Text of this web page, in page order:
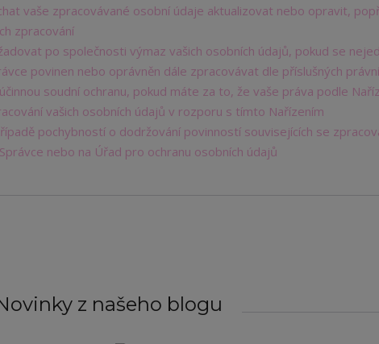
vaše zpracovávané osobní údaje aktualizovat nebo opravit,
zpracování
po společnosti výmaz vašich osobních údajů, pokud se
povinen nebo oprávněn dále zpracovávat dle příslušných
soudní ochranu, pokud máte za to, že vaše práva podle
vašich osobních údajů v rozporu s tímto Nařízením
pochybností o dodržování povinností souvisejících se
nebo na Úřad pro ochranu osobních údajů
z našeho blogu